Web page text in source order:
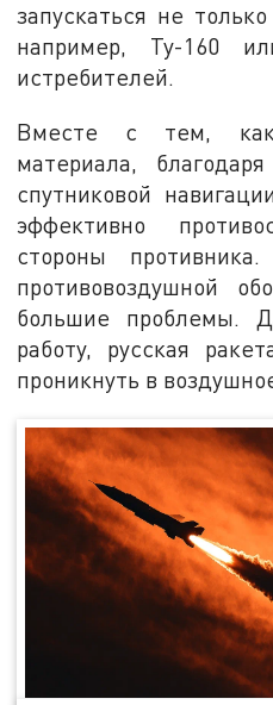
запускаться не
например, Ту-160
истребителей.
Вместе с тем,
материала,
спутниковой
эффективно
стороны
противовоздушной
большие проблемы.
работу, русская
проникнуть в